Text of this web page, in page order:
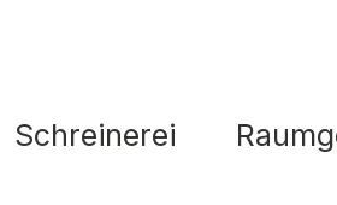
Schreinerei